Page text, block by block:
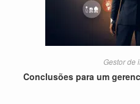
Gestor de
Conclusões para um